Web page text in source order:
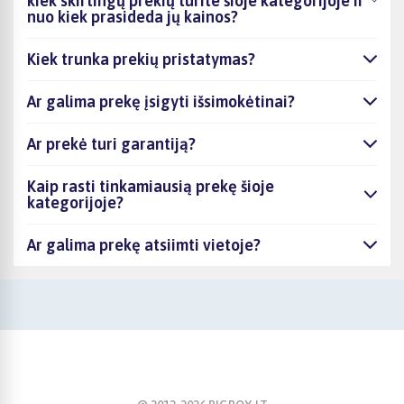
nuo kiek prasideda jų kainos?
Kiek trunka prekių pristatymas?
Ar galima prekę įsigyti išsimokėtinai?
Ar prekė turi garantiją?
Kaip rasti tinkamiausią prekę šioje
kategorijoje?
Ar galima prekę atsiimti vietoje?